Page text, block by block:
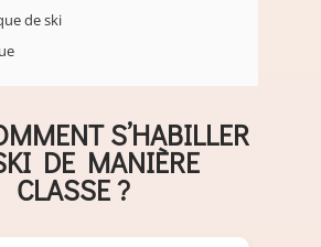
de ski
S’HABILLER
DE MANIÈRE
CLASSE ?